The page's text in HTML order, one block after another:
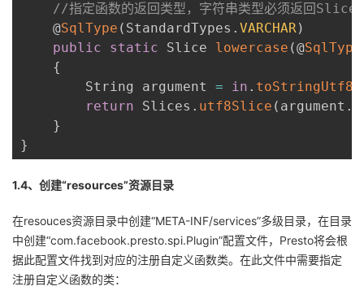
//指定函数的返回类型，字符串类型必须返
    @
SqlType ( StandardTypes . VARCHAR)
public
static Slice lowercase (@SqlType
{
        String argument
= in . toStringUtf8
return Slices . utf8Slice ( argument .
}
}
1.4、创建“resources”资源目录
在resouces资源目录中创建“META-INF/services”多级目录，在目录
中创建“com.facebook.presto.spi.Plugin”配置文件，Presto将会根
据此配置文件找到对应的注册自定义函数类。在此文件中需要指定
注册自定义函数的类：